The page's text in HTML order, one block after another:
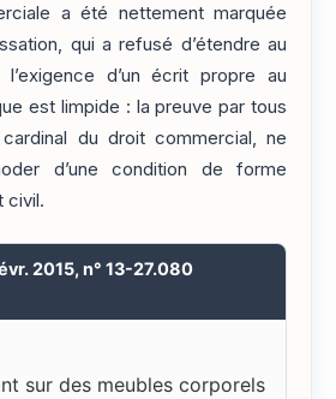
a été nettement marquée
qui a refusé d’étendre au
d’un écrit propre au
est limpide : la preuve par tous
du droit commercial, ne
d’une condition de forme
civil.
2015, n° 13-27.080
sur des meubles corporels